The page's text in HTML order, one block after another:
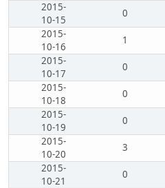
2015-
10-15
0
2015-
10-16
1
2015-
10-17
0
2015-
10-18
0
2015-
10-19
0
2015-
10-20
3
2015-
10-21
0